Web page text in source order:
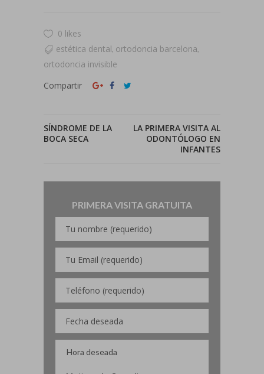
0 likes
estética dental, ortodoncia barcelona,
ortodoncia invisible
Compartir
SÍNDROME DE LA
BOCA SECA
LA PRIMERA VISITA AL
ODONTÓLOGO EN
INFANTES
PRIMERA VISITA GRATUITA